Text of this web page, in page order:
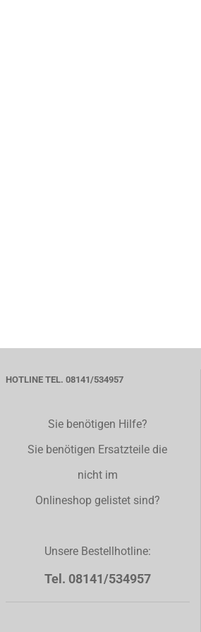
HOTLINE TEL. 08141/534957
Sie benötigen Hilfe?
Sie benötigen Ersatzteile die
nicht im
Onlineshop gelistet sind?
Unsere Bestellhotline:
Tel. 08141/534957